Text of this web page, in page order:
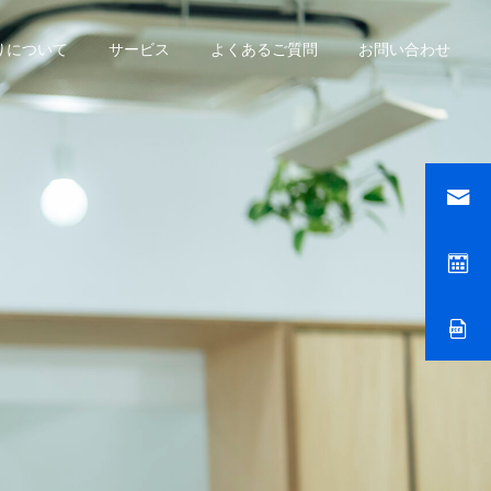
について サービス よくあるご質問 お問い合わせ